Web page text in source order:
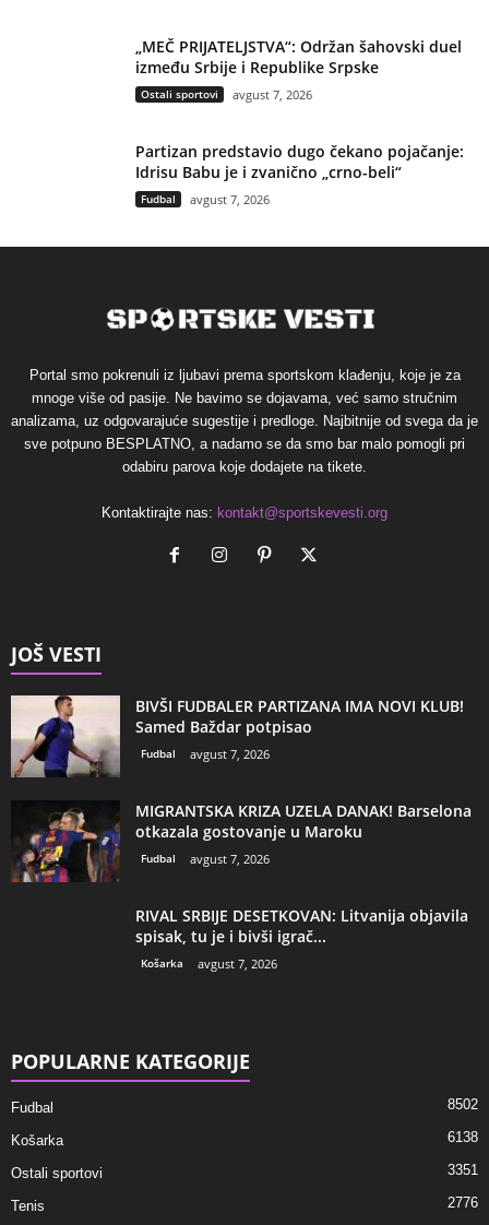
„MEČ PRIJATELJSTVA“: Održan šahovski duel
između Srbije i Republike Srpske
Ostali sportovi avgust 7, 2026
Partizan predstavio dugo čekano pojačanje:
Idrisu Babu je i zvanično „crno-beli“
Fudbal avgust 7, 2026
Portal smo pokrenuli iz ljubavi prema sportskom klađenju, koje je za
mnoge više od pasije. Ne bavimo se dojavama, već samo stručnim
analizama, uz odgovarajuće sugestije i predloge. Najbitnije od svega da je
sve potpuno BESPLATNO, a nadamo se da smo bar malo pomogli pri
odabiru parova koje dodajete na tikete.
Kontaktirajte nas: kontakt@sportskevesti.org
JOŠ VESTI
BIVŠI FUDBALER PARTIZANA IMA NOVI KLUB!
Samed Baždar potpisao
Fudbal avgust 7, 2026
MIGRANTSKA KRIZA UZELA DANAK! Barselona
otkazala gostovanje u Maroku
Fudbal avgust 7, 2026
RIVAL SRBIJE DESETKOVAN: Litvanija objavila
spisak, tu je i bivši igrač...
Košarka avgust 7, 2026
POPULARNE KATEGORIJE
Fudbal 8502
Košarka 6138
Ostali sportovi 3351
Tenis 2776